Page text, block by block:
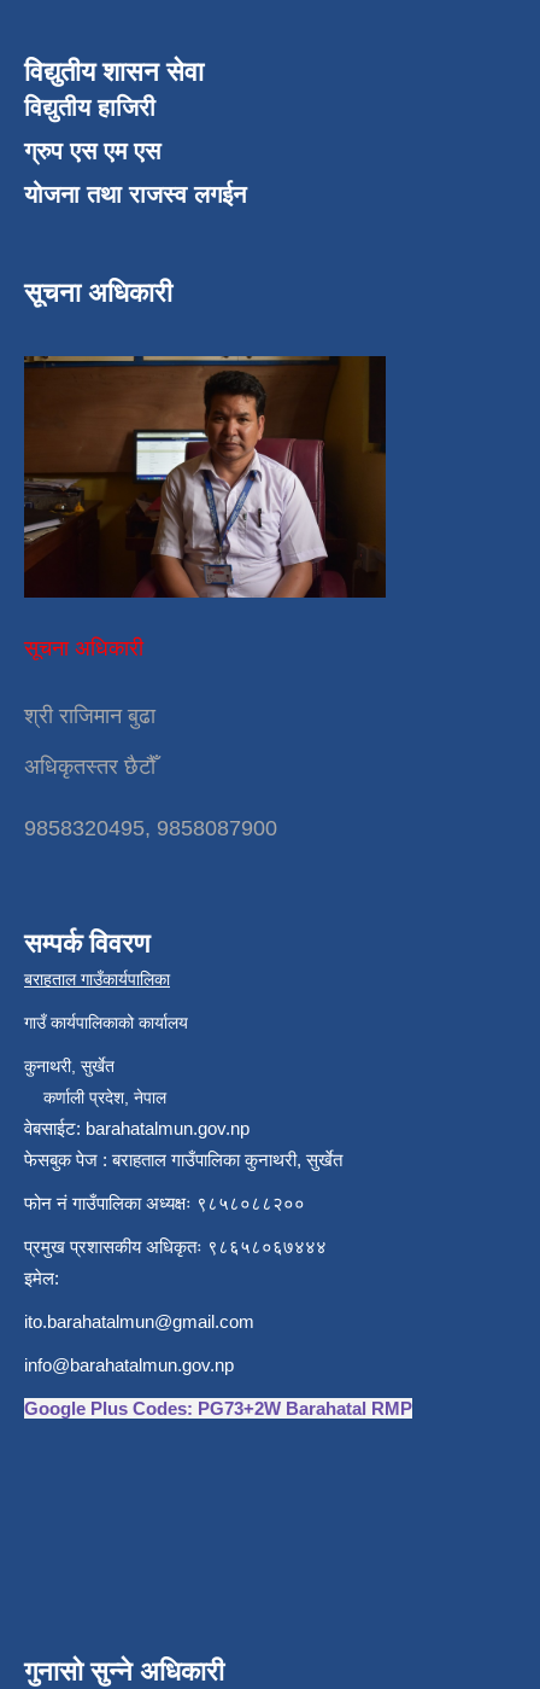
विद्युतीय शासन सेवा
विद्युतीय हाजिरी
ग्रुप एस एम एस
योजना तथा राजस्व लगईन
सूचना अधिकारी
सूचना अधिकारी
श्री राजिमान बुढा
अधिकृतस्तर छैटौँ
9858320495, 9858087900
सम्पर्क विवरण
बराहताल गाउँकार्यपालिका
गाउँ कार्यपालिकाको कार्यालय
कुनाथरी, सुर्खेत
कर्णाली प्रदेश, नेपाल
वेबसाईट: barahatalmun.gov.np
फेसबुक पेज : बराहताल गाउँपालिका कुनाथरी, सुर्खेत
फोन नं गाउँपालिका अध्यक्षः ९८५८०८८२००
प्रमुख प्रशासकीय अधिकृतः ९८६५८०६७४४४
इमेल:
ito.barahatalmun@gmail.com
info@barahatalmun.gov.np
Google Plus Codes: PG73+2W Barahatal RMP
गुनासो सुन्ने अधिकारी